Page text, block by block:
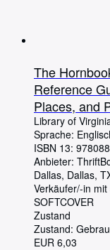
The
Reference
Places, and
Library of
Sprache:
ISBN 13:
Anbieter:
Dallas, Dallas,
Verkäufer/-in
SOFTCOVER
Zustand
Zustand:
EUR 6,03